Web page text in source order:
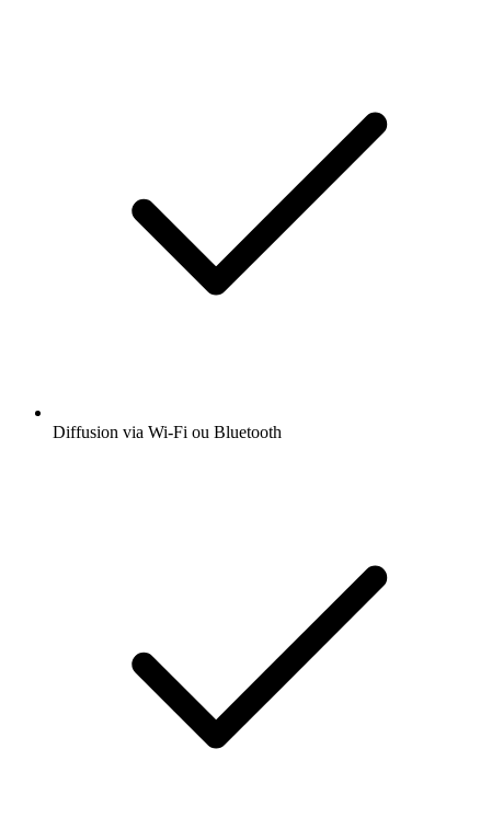
Diffusion via Wi-Fi ou Bluetooth